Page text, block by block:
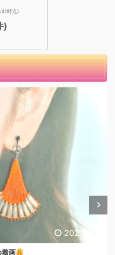
時点)
)
2020/1/16
着画